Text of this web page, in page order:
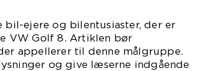
ejere og bilentusiaster, der er
VW Golf 8. Artiklen bør
appellerer til denne målgruppe.
og give læserne indgående